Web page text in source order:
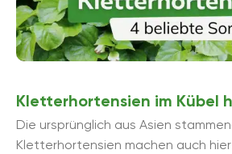
Kletterhortensien im Kübel
Die ursprünglich aus Asien
Kletterhortensien machen auch